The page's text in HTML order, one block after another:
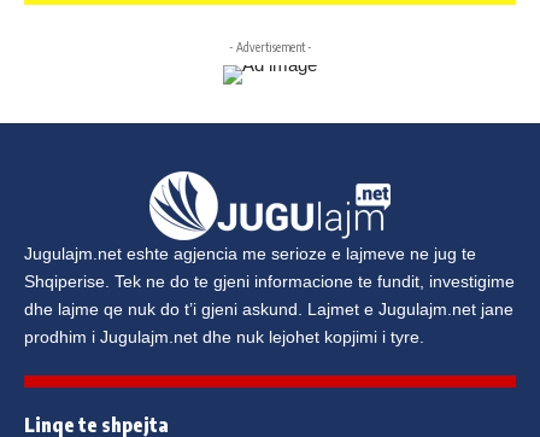
- Advertisement -
Jugulajm.net eshte agjencia me serioze e lajmeve ne jug te
Shqiperise. Tek ne do te gjeni informacione te fundit, investigime
dhe lajme qe nuk do t’i gjeni askund. Lajmet e Jugulajm.net jane
prodhim i Jugulajm.net dhe nuk lejohet kopjimi i tyre.
Linqe te shpejta